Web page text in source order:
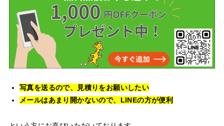
写真を送るので、見積りをお願いしたい
メールはあまり開かないので、LINEの方が便利